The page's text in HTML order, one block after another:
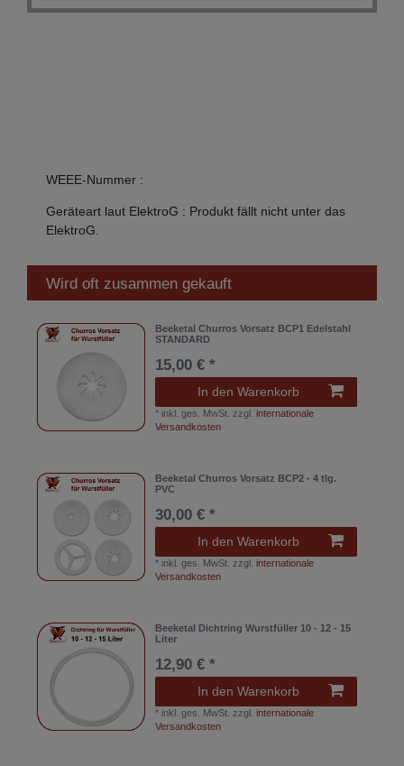
WEEE-Nummer :
Geräteart laut ElektroG : Produkt fällt nicht unter das
ElektroG.
Wird oft zusammen gekauft
Beeketal Churros Vorsatz BCP1 Edelstahl
STANDARD
15,00 € *
In den Warenkorb
* inkl. ges. MwSt. zzgl.internationale
Versandkosten
Beeketal Churros Vorsatz BCP2 - 4 tlg.
PVC
30,00 € *
In den Warenkorb
* inkl. ges. MwSt. zzgl.internationale
Versandkosten
Beeketal Dichtring Wurstfüller 10 - 12 - 15
Liter
12,90 € *
In den Warenkorb
* inkl. ges. MwSt. zzgl.internationale
Versandkosten